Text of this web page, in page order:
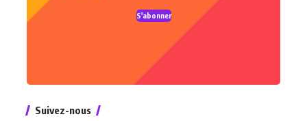
S'abonner
Suivez-nous